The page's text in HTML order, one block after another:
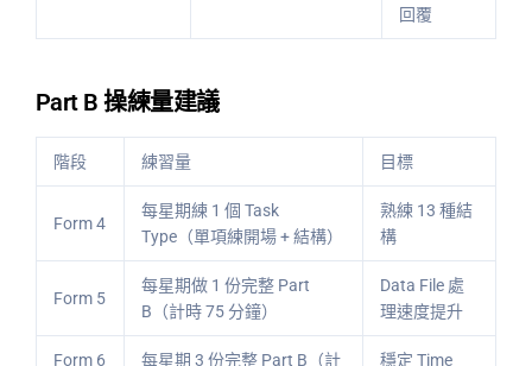
回覆
Part B 操練量建議
階段 練習量 目標
Form 4
每星期練 1 個 Task
Type（單項練開場 + 結構）
熟練 13 種結
構
Form 5
每星期做 1 份完整 Part
B（計時 75 分鐘）
Data File 處
理速度提升
Form 6
每星期 3 份完整 Part B（計
穩定 Time